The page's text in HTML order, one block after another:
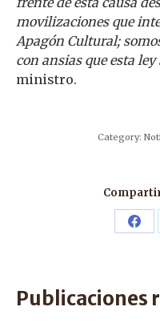
movilizaciones que
Apagón Cultural;
con ansias que esta ley
ministro.
Category:
Publicaciones